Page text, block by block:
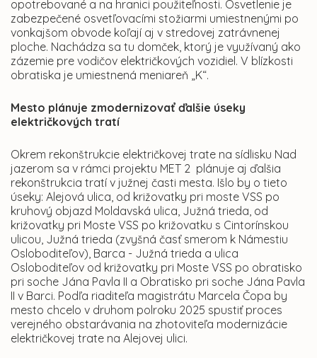
opotrebované a na hranici použiteľnosti. Osvetlenie je
zabezpečené osvetľovacími stožiarmi umiestnenými po
vonkajšom obvode koľají aj v stredovej zatrávnenej
ploche. Nachádza sa tu domček, ktorý je využívaný ako
zázemie pre vodičov električkových vozidiel. V blízkosti
obratiska je umiestnená meniareň „K“.
Mesto plánuje zmodernizovať ďalšie úseky
električkových tratí
Okrem rekonštrukcie električkovej trate na sídlisku Nad
jazerom sa v rámci projektu MET 2 plánuje aj ďalšia
rekonštrukcia tratí v južnej časti mesta. Išlo by o tieto
úseky: Alejová ulica, od križovatky pri moste VSS po
kruhový objazd Moldavská ulica, Južná trieda, od
križovatky pri Moste VSS po križovatku s Cintorínskou
ulicou, Južná trieda (zvyšná časť smerom k Námestiu
Osloboditeľov), Barca - Južná trieda a ulica
Osloboditeľov od križovatky pri Moste VSS po obratisko
pri soche Jána Pavla II a Obratisko pri soche Jána Pavla
II v Barci. Podľa riaditeľa magistrátu Marcela Čopa by
mesto chcelo v druhom polroku 2025 spustiť proces
verejného obstarávania na zhotoviteľa modernizácie
električkovej trate na Alejovej ulici.